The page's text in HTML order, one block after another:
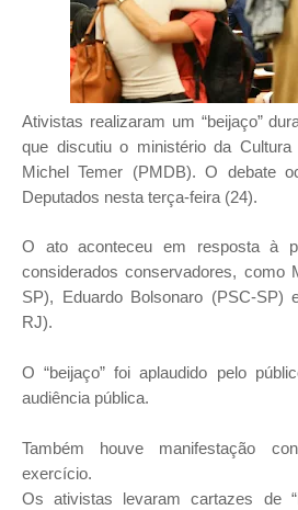
Ativistas realizaram um “beijaço”
que discutiu o ministério da
Michel Temer (PMDB).O debate
Deputados nesta terça-feira (24).
O ato aconteceu em resposta à
considerados conservadores, como
SP), Eduardo Bolsonaro (PSC-SP)
RJ).
O “beijaço” foi aplaudido pelo
audiência pública.
Também houve manifestação
exercício.
Os ativistas levaram cartazes de